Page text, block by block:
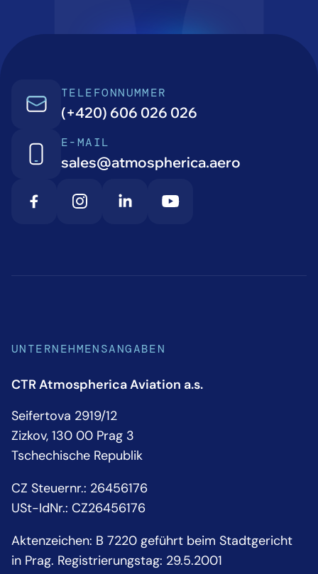
TELEFONNUMMER
(+420) 606 026 026
E-MAIL
sales@atmospherica.aero
UNTERNEHMENSANGABEN
CTR Atmospherica Aviation a.s.
Seifertova 2919/12
Zizkov, 130 00 Prag 3
Tschechische Republik
CZ Steuernr.: 26456176
USt-IdNr.: CZ26456176
Aktenzeichen: B 7220 geführt beim Stadtgericht
in Prag. Registrierungstag: 29.5.2001